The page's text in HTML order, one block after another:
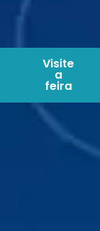
Visite
a
feira